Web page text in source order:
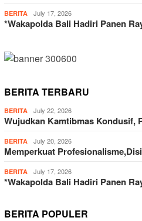
BERITA July 17, 2026
*Wakapolda Bali Hadiri Panen
BERITA TERBARU
BERITA July 22, 2026
Wujudkan Kamtibmas Kondusif,
BERITA July 20, 2026
Memperkuat
BERITA July 17, 2026
*Wakapolda Bali Hadiri Panen
BERITA POPULER